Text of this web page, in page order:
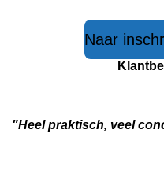
Naar
"Heel praktisch, veel